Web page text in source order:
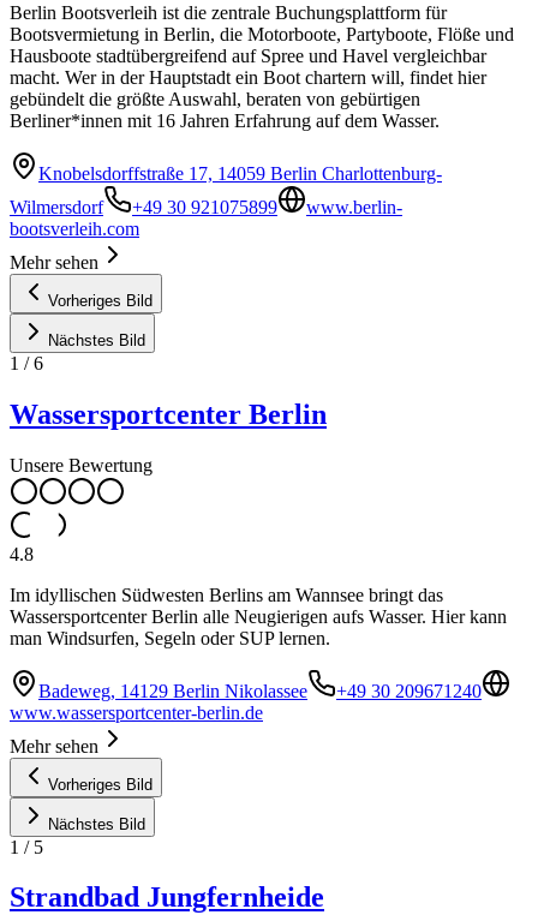
Berlin Bootsverleih ist die zentrale Buchungsplattform für
Bootsvermietung in Berlin, die Motorboote, Partyboote, Flöße und
Hausboote stadtübergreifend auf Spree und Havel vergleichbar
macht. Wer in der Hauptstadt ein Boot chartern will, findet hier
gebündelt die größte Auswahl, beraten von gebürtigen
Berliner*innen mit 16 Jahren Erfahrung auf dem Wasser.
Knobelsdorffstraße 17, 14059 Berlin Charlottenburg-
Wilmersdorf
+49 30 921075899
www.berlin-
bootsverleih.com
Mehr sehen
Vorheriges Bild
Nächstes Bild
1 /6
Wassersportcenter Berlin
Unsere Bewertung
4.8
Im idyllischen Südwesten Berlins am Wannsee bringt das
Wassersportcenter Berlin alle Neugierigen aufs Wasser. Hier kann
man Windsurfen, Segeln oder SUP lernen.
Badeweg, 14129 Berlin Nikolassee
+49 30 209671240
www.wassersportcenter-berlin.de
Mehr sehen
Vorheriges Bild
Nächstes Bild
1 / 5
Strandbad Jungfernheide